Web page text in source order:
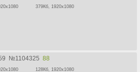
379Кб, 1920x1080
№1104325 88
128Кб, 1920x1080